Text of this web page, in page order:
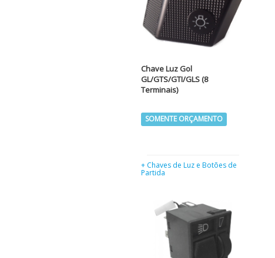
Chave Luz Gol
GL/GTS/GTI/GLS (8
Terminais)
SOMENTE ORÇAMENTO
+ Chaves de Luz e Botões de
Partida